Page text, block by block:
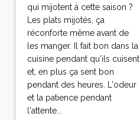
qui mijotent à cette saison ?
Les plats mijotés, ça
réconforte même avant de
les manger. Il fait bon dans la
cuisine pendant qu'ils cuisent
et, en plus ça sent bon
pendant des heures. L'odeur
et la patience pendant
l'attente...